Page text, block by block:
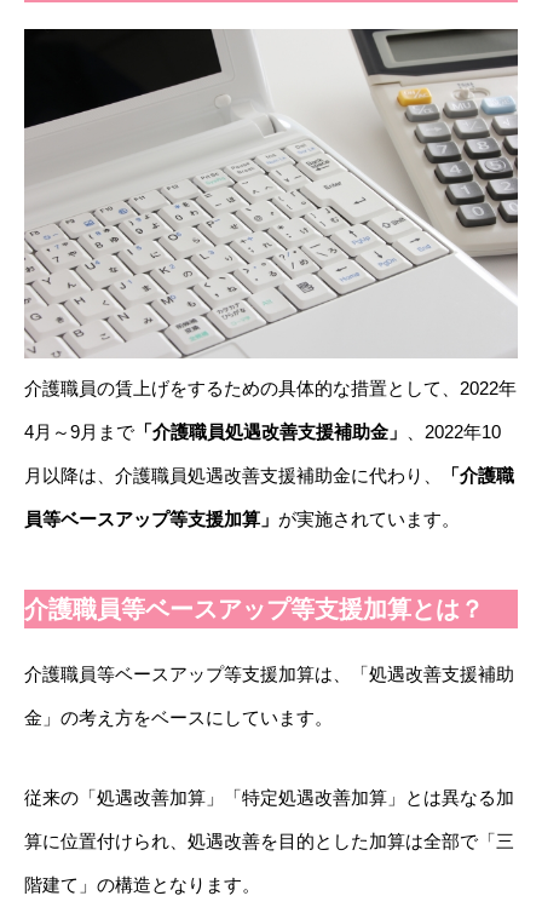
介護職員の賃上げをするための具体的な措置として、2022年
4月～9月まで 「介護職員処遇改善支援補助金」 、2022年10
月以降は、介護職員処遇改善支援補助金に代わり、 「介護職
員等ベースアップ等支援加算」 が実施されています。
介護職員等ベースアップ等支援加算とは？
介護職員等ベースアップ等支援加算は、「処遇改善支援補助
金」の考え方をベースにしています。
従来の「処遇改善加算」「特定処遇改善加算」とは異なる加
算に位置付けられ、処遇改善を目的とした加算は全部で「三
階建て」の構造となります。